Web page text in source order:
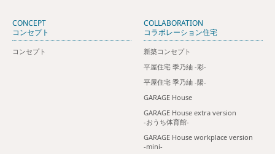
CONCEPT
コンセプト
コンセプト
COLLABORATION
コラボレーション住宅
新築コンセプト
平屋住宅 季乃紬 ‐彩‐
平屋住宅 季乃紬 ‐陽‐
GARAGE House
GARAGE House extra version
-おうち体育館-
GARAGE House workplace version
-mini-